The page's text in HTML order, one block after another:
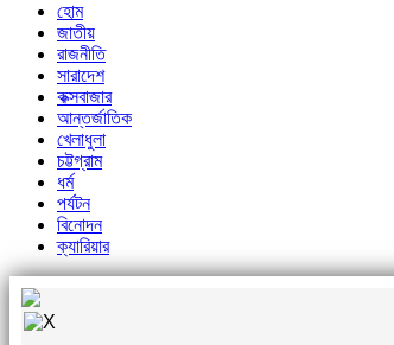
হোম
জাতীয়
রাজনীতি
সারাদেশ
কক্সবাজার
আন্তর্জাতিক
খেলাধুলা
চট্টগ্রাম
ধর্ম
পর্যটন
বিনোদন
ক্যারিয়ার